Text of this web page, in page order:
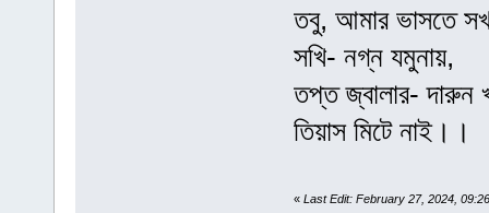
তবু, আমার ভাসতে
সখি- নগ্ন যমুনায়,
তপ্ত জ্বালার- দারুন
তিয়াস মিটে নাই।।
« Last Edit: February 27, 2024,